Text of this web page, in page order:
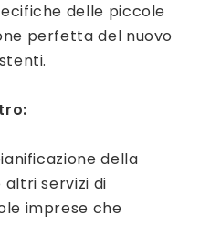
delle piccole
perfetta del nuovo
della
servizi di
imprese che